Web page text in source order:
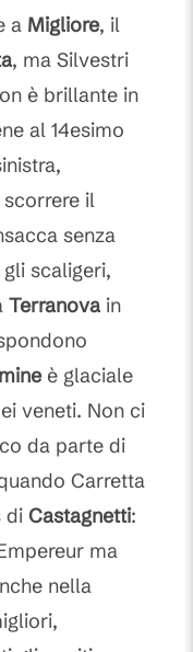
a Migliore, il
, ma Silvestri
è brillante in
al 14esimo
il
senza
scaligeri,
Terranova in
è glaciale
veneti. Non ci
da parte di
Carretta
di Castagnetti:
ma
nella